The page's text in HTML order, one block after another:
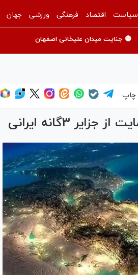
سیاست اقتصاد فرهنگی ورزشی جهان
🟡 جنایت میدان علیخانی اصفهان
چاپ